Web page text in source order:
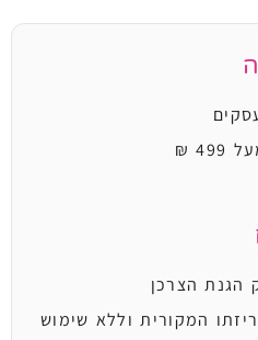
₪
הגנת הצרכן
המקורית וללא שימוש